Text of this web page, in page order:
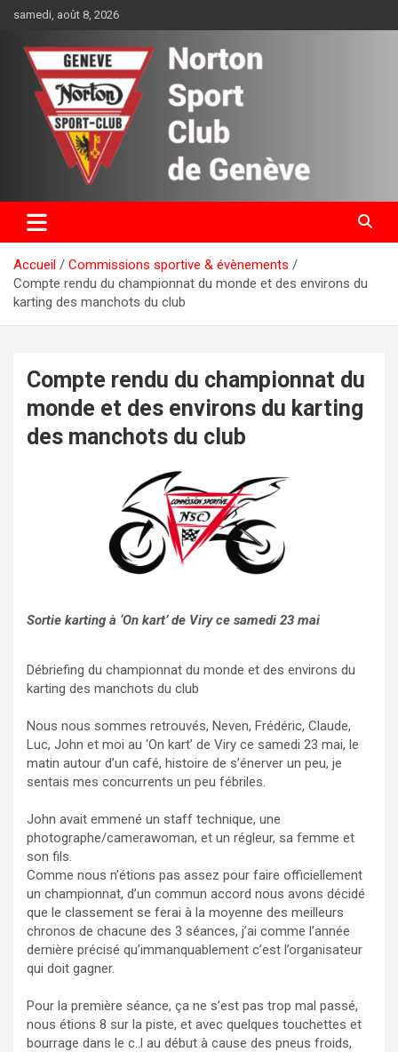
contenu
samedi, août 8, 2026
Norton Sport Club de Genève
Accueil
Commissions sportive & évènements
Compte rendu du championnat du monde et des environs du
karting des manchots du club
Compte rendu du championnat du
monde et des environs du karting
des manchots du club
Sortie karting à ‘On kart’ de Viry ce samedi 23 mai
Débriefing du championnat du monde et des environs du
karting des manchots du club
Nous nous sommes retrouvés, Neven, Frédéric, Claude,
Luc, John et moi au ‘On kart’ de Viry ce samedi 23 mai, le
matin autour d’un café, histoire de s’énerver un peu, je
sentais mes concurrents un peu fébriles.
John avait emmené un staff technique, une
photographe/camerawoman, et un régleur, sa femme et
son fils.
Comme nous n’étions pas assez pour faire officiellement
un championnat, d’un commun accord nous avons décidé
que le classement se ferai à la moyenne des meilleurs
chronos de chacune des 3 séances, j’ai comme l’année
dernière précisé qu’immanquablement c’est l’organisateur
qui doit gagner.
Pour la première séance, ça ne s’est pas trop mal passé,
nous étions 8 sur la piste, et avec quelques touchettes et
bourrage dans le c..l au début à cause des pneus froids,